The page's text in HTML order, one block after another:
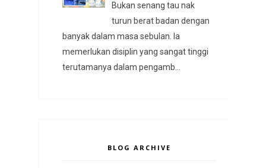
Bukan senang tau nak
turun berat badan dengan
banyak dalam masa sebulan. Ia
memerlukan disiplin yang sangat tinggi
terutamanya dalam pengamb...
BLOG ARCHIVE